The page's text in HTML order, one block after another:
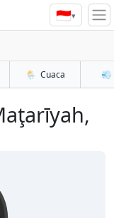
🇮🇩▾
🌦️ Cuaca 💨